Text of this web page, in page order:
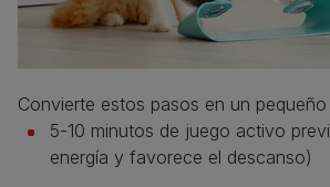
Convierte estos pasos en un pequeño
5-10 minutos de juego activo
energía y favorece el descanso)